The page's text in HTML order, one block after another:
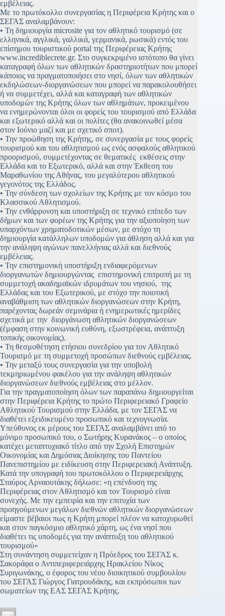
εμβέλειας.
Με το πρωτόκολλο συνεργασίας η Περιφέρεια Κρήτης και ο
ΣΕΓΑΣ αναλαμβάνουν:
• Τη δημιουργία microsite για τον αθλητικό τουρισμό (σε
ελληνικά, αγγλικά, γαλλικά, γερμανικά, ρωσικά) εντός του
επίσημου τουριστικού portal της Περιφέρειας Κρήτης
www.incrediblecrete.gr. Στο συγκεκριμένο ιστότοπο θα γίνει
καταγραφή όλων των αθλητικών δραστηριοτήτων που μπορεί
κάποιος να πραγματοποιήσει στο νησί, όλων των αθλητικών
εκδηλώσεων-διοργανώσεων που μπορεί να παρακολουθήσει
ή να συμμετέχει, αλλά και καταγραφή των αθλητικών
υποδομών της Κρήτης όλων των αθλημάτων, προκειμένου
να ενημερώνονται όλοι οι φορείς του τουρισμού από Ελλάδα
και εξωτερικό αλλά και οι πολίτες (θα ανακοινωθεί μέσα
στον Ιούνιο μαζί και με σχετικό σποτ).
• Την προώθηση της Κρήτης, σε συνεργασία με τους φορείς
τουρισμού και του αθλητισμού ως ενός ασφαλούς αθλητικού
προορισμού, συμμετέχοντας σε θεματικές εκθέσεις στην
Ελλάδα και το Εξωτερικό, αλλά και στην Έκθεση του
Μαραθωνίου της Αθήνας, του μεγαλύτερου αθλητικού
γεγονότος της Ελλάδος.
• Την σύνδεση των σχολείων της Κρήτης με τον κόσμο του
Κλασσικού Αθλητισμού.
• Την ενθάρρυνση και υποστήριξη σε τεχνικό επίπεδο των
δήμων και των φορέων της Κρήτης για την αξιοποίηση των
υπαρχόντων χρηματοδοτικών μέσων, με στόχο τη
δημιουργία κατάλληλων υποδομών για άθληση αλλά και για
την ανάληψη αγώνων πανελλήνιας αλλά και διεθνούς
εμβέλειας.
• Την επιστημονική υποστήριξη ενδιαφερόμενων
διοργανωτών δημιουργώντας επιστημονική επιτροπή με τη
συμμετοχή ακαδημαϊκών ιδρυμάτων του νησιού, της
Ελλάδας και του Εξωτερικού, με στόχο την ποιοτική
αναβάθμιση των αθλητικών διοργανώσεων στην Κρήτη,
παρέχοντας δωρεάν σεμινάρια ή ενημερωτικές ημερίδες
σχετικά με την διοργάνωση αθλητικών διοργανώσεων
(έμφαση στην κοινωνική ευθύνη, εξωστρέφεια, ανάπτυξη
τοπικής οικονομίας).
• Τη θεσμοθέτηση ετήσιου συνεδρίου για τον Αθλητικό
Τουρισμό με τη συμμετοχή προσώπων διεθνούς εμβέλειας.
• Την μεταξύ τους συνεργασία για την υποβολή
τεκμηριωμένου φακέλου για την ανάληψη αθλητικών
διοργανώσεων διεθνούς εμβέλειας στο μέλλον.
Για την πραγματοποίηση όλων των παραπάνω δημιουργείται
στην Περιφέρεια Κρήτης το πρώτο Περιφερειακό Γραφείο
Αθλητικού Τουρισμού στην Ελλάδα, με τον ΣΕΓΑΣ να
διαθέτει εξειδικευμένο προσωπικό και τεχνογνωσία.
Υπεύθυνος εκ μέρους του ΣΕΓΑΣ αναλαμβάνει από το
μόνιμο προσωπικό του, ο Σωτήρης Κυρανάκος – ο οποίος
κατέχει μεταπτυχιακό τίτλο από την Σχολή Επιστημών
Οικονομίας και Δημόσιας Διοίκησης του Παντείου
Πανεπιστημίου με ειδίκευση στην Περιφερειακή Ανάπτυξη.
Κατά την υπογραφή του πρωτοκόλλου ο Περιφερειάρχης
Σταύρος Αρναουτάκης δήλωσε: «η επένδυση της
Περιφέρειας στον Αθλητισμό και τον Τουρισμό είναι
συνεχής. Με την εμπειρία και την επιτυχία των
προηγούμενων μεγάλων διεθνών αθλητικών διοργανώσεων
είμαστε βέβαιοι πως η Κρήτη μπορεί πλέον να κατοχυρωθεί
και στον παγκόσμιο αθλητικό χάρτη, ως ένα νησί που
διαθέτει τις υποδομές για την ανάπτυξη του αθλητικού
τουρισμού»
Στη συνάντηση συμμετείχαν η Πρόεδρος του ΣΕΓΑΣ κ.
Σακοράφα ο Αντιπεριφερειάρχης Ηρακλείου Νίκος
Συριγωνάκης, ο έφορος του νέου διοικητικού συμβουλίου
του ΣΕΓΑΣ Γιώργος Γιατρουδάκης, και εκπρόσωποι των
σωματείων της ΕΑΣ ΣΕΓΑΣ Κρήτης.